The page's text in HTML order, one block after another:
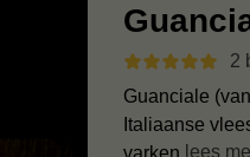
2
Guanciale
Italiaanse
varken lees